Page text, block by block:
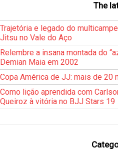
The
Trajetória e legado do
Jitsu no Vale do Aço
Relembre a insana montada do
Demian Maia em 2002
Copa América de JJ: mais de 20
Como lição aprendida com
Queiroz à vitória no BJJ Stars 19